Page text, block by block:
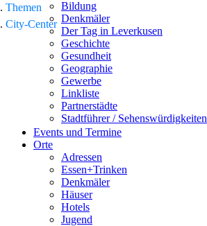
Bildung
Denkmäler
Der Tag in Leverkusen
Geschichte
Gesundheit
Geographie
Gewerbe
Linkliste
Partnerstädte
Stadtführer / Sehenswürdigkeiten
Stadtplan
Sport
Who is who
Wohnen
Events und Termine
Orte
Adressen
Essen+Trinken
Denkmäler
Häuser
Hotels
Jugend
Themen
City-Center